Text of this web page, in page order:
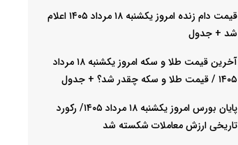
قیمت دام زنده امروز یکشنبه ۱۸ مرداد ۱۴۰۵ اعلام
شد + جدول
آخرین قیمت طلا و سکه امروز یکشنبه ۱۸ مرداد
۱۴۰۵ / قیمت طلا و سکه چقدر شد؟ + جدول
پایان بورس امروز یکشنبه ۱۸ مرداد ۱۴۰۵/ رکورد
تاریخی ارزش معاملات شکسته شد